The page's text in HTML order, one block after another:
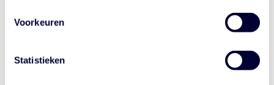
Voorkeuren
Statistieken
VRIJDAG 5 SEPTEMBER
De weersomstandigheden in Denemarken lenen zich